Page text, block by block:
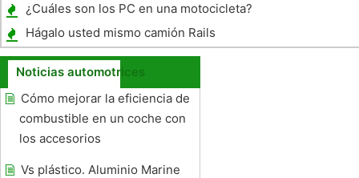
¿Cuáles son los PC en una motocicleta?
Hágalo usted mismo camión Rails
Noticias automotrices
Cómo mejorar la eficiencia de
combustible en un coche con
los accesorios
Vs plástico. Aluminio Marine